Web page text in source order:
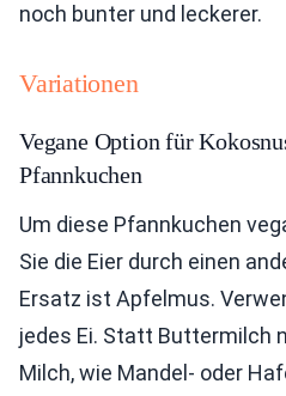
noch bunter und leckerer.
Variationen
Vegane Option für
Pfannkuchen
Um diese Pfannkuchen
Sie die Eier durch einen
Ersatz ist Apfelmus.
jedes Ei. Statt Buttermilch
Milch, wie Mandel- oder